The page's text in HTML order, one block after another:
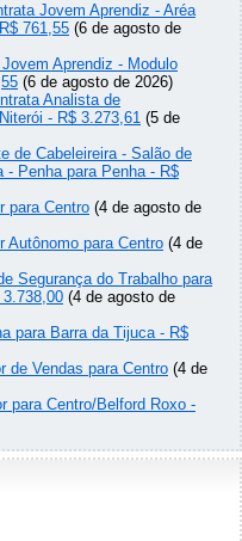
Jovem Aprendiz - Aréa
761,55 (6 de agosto de
Aprendiz - Modulo
(6 de agosto de 2026)
Analista de
- R$ 3.273,61 (5 de
de Cabeleireira - Salão de
- Penha para Penha - R$
para Centro (4 de agosto de
Autônomo para Centro (4 de
Segurança do Trabalho para
(4 de agosto de
para Barra da Tijuca - R$
de Vendas para Centro (4 de
para Centro/Belford Roxo -